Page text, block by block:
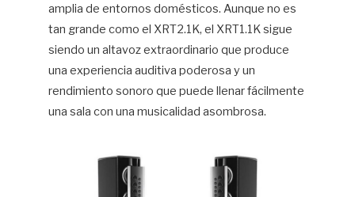
amplia de entornos domésticos. Aunque no es
tan grande como el XRT2.1K, el XRT1.1K sigue
siendo un altavoz extraordinario que produce
una experiencia auditiva poderosa y un
rendimiento sonoro que puede llenar fácilmente
una sala con una musicalidad asombrosa.